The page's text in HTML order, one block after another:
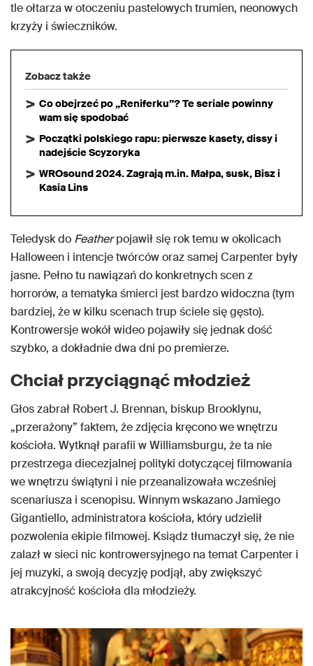
tle ołtarza w otoczeniu pastelowych trumien, neonowych
krzyży i świeczników.
Zobacz także
Co obejrzeć po „Reniferku”? Te seriale powinny
wam się spodobać
Początki polskiego rapu: pierwsze kasety, dissy i
nadejście Scyzoryka
WROsound 2024. Zagrają m.in. Małpa, susk, Bisz i
Kasia Lins
Teledysk do Featherpojawił się rok temu w okolicach
Halloween i intencje twórców oraz samej Carpenter były
jasne. Pełno tu nawiązań do konkretnych scen z
horrorów, a tematyka śmierci jest bardzo widoczna (tym
bardziej, że w kilku scenach trup ściele się gęsto).
Kontrowersje wokół wideo pojawiły się jednak dość
szybko, a dokładnie dwa dni po premierze.
Chciał przyciągnąć młodzież
Głos zabrał Robert J. Brennan, biskup Brooklynu,
„przerażony” faktem, że zdjęcia kręcono we wnętrzu
kościoła. Wytknął parafii w Williamsburgu, że ta nie
przestrzega diecezjalnej polityki dotyczącej filmowania
we wnętrzu świątyni i nie przeanalizowała wcześniej
scenariusza i scenopisu. Winnym wskazano Jamiego
Gigantiello, administratora kościoła, który udzielił
pozwolenia ekipie filmowej. Ksiądz tłumaczył się, że nie
zalazł w sieci nic kontrowersyjnego na temat Carpenter i
jej muzyki, a swoją decyzję podjął, aby zwiększyć
atrakcyjność kościoła dla młodzieży.